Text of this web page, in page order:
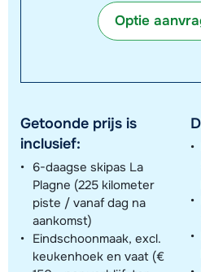
Optie
Getoonde prijs is
inclusief:
6-daagse skipas La
Plagne (225 kilometer
piste / vanaf dag na
aankomst)
Eindschoonmaak, excl.
keukenhoek en vaat (€